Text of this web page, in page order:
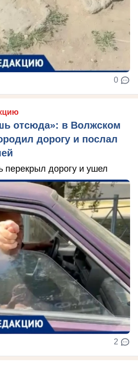
0
отсюда»: в Волжском
дорогу и послал
перекрыл дорогу и ушел
2